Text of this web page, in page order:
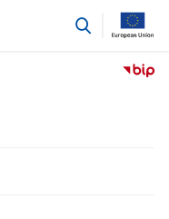
przejdź
Przejdź